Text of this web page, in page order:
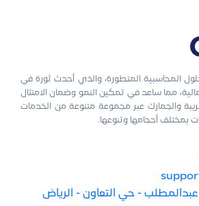
المحاسبية المتطورة، والذي أحدث ثورة في
مما ساعد في تمكين النمو وضمان الامتثال
والجمارك عبر مجموعة متنوعة من الخدمات
بمختلف أحجامها وتنوعها.
- حي التعاون - الرياض